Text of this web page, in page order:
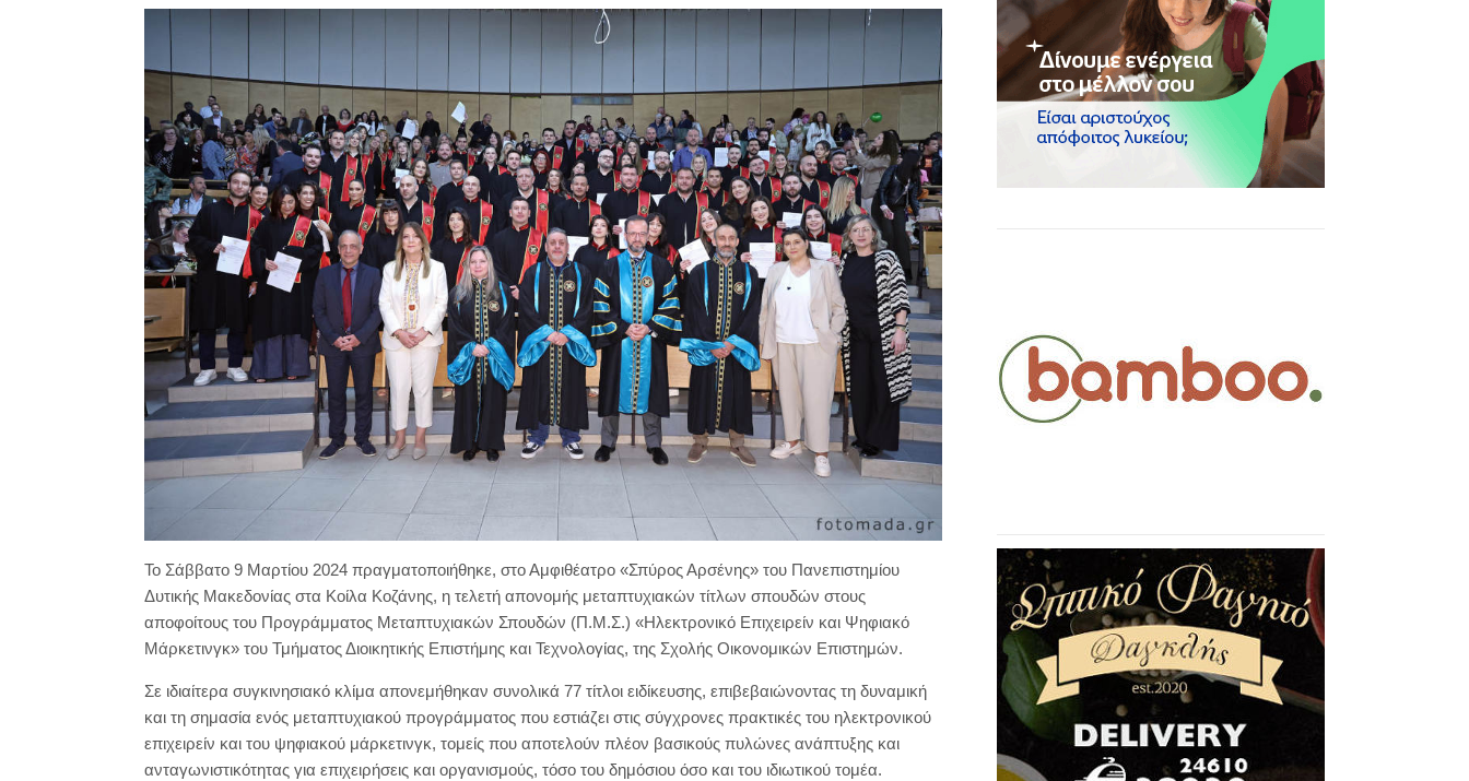
Το Σάββατο 9 Μαρτίου 2024 πραγματοποιήθηκε, στο Αμφιθέατρο «Σπύρος Αρσένης» του Πανεπιστημίου
Δυτικής Μακεδονίας στα Κοίλα Κοζάνης, η τελετή απονομής μεταπτυχιακών τίτλων σπουδών στους
αποφοίτους του Προγράμματος Μεταπτυχιακών Σπουδών (Π.Μ.Σ.) «Ηλεκτρονικό Επιχειρείν και Ψηφιακό
Μάρκετινγκ» του Τμήματος Διοικητικής Επιστήμης και Τεχνολογίας, της Σχολής Οικονομικών Επιστημών.
Σε ιδιαίτερα συγκινησιακό κλίμα απονεμήθηκαν συνολικά 77 τίτλοι ειδίκευσης, επιβεβαιώνοντας τη δυναμική
και τη σημασία ενός μεταπτυχιακού προγράμματος που εστιάζει στις σύγχρονες πρακτικές του ηλεκτρονικού
επιχειρείν και του ψηφιακού μάρκετινγκ, τομείς που αποτελούν πλέον βασικούς πυλώνες ανάπτυξης και
ανταγωνιστικότητας για επιχειρήσεις και οργανισμούς, τόσο του δημόσιου όσο και του ιδιωτικού τομέα.